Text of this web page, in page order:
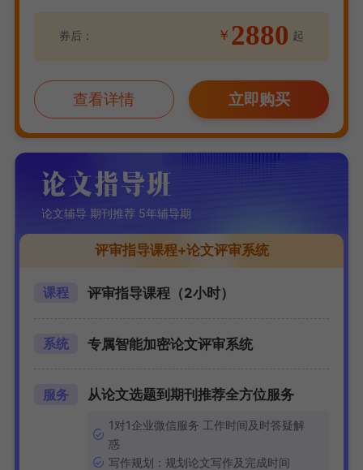
券后： ￥ 2880 起
查看详情 立即购买
论文辅导 期刊推荐 5年辅导期
评审指导课程+论文评审系统
课程 评审指导课程（2小时）
系统 专属智能加密论文评审系统
服务 从论文选题到期刊推荐全方位服务
1对1企业微信服务 工作时间及时答疑解
惑
写作规划：规划论文写作及完成时间